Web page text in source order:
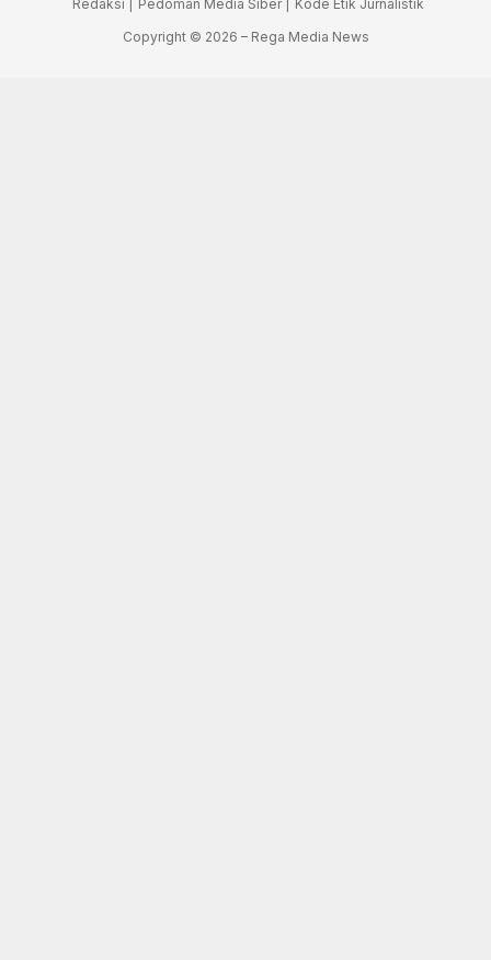
Redaksi | Pedoman Media Siber |
Kode Etik Jurnalistik
Copyright © 2026 – Rega Media News